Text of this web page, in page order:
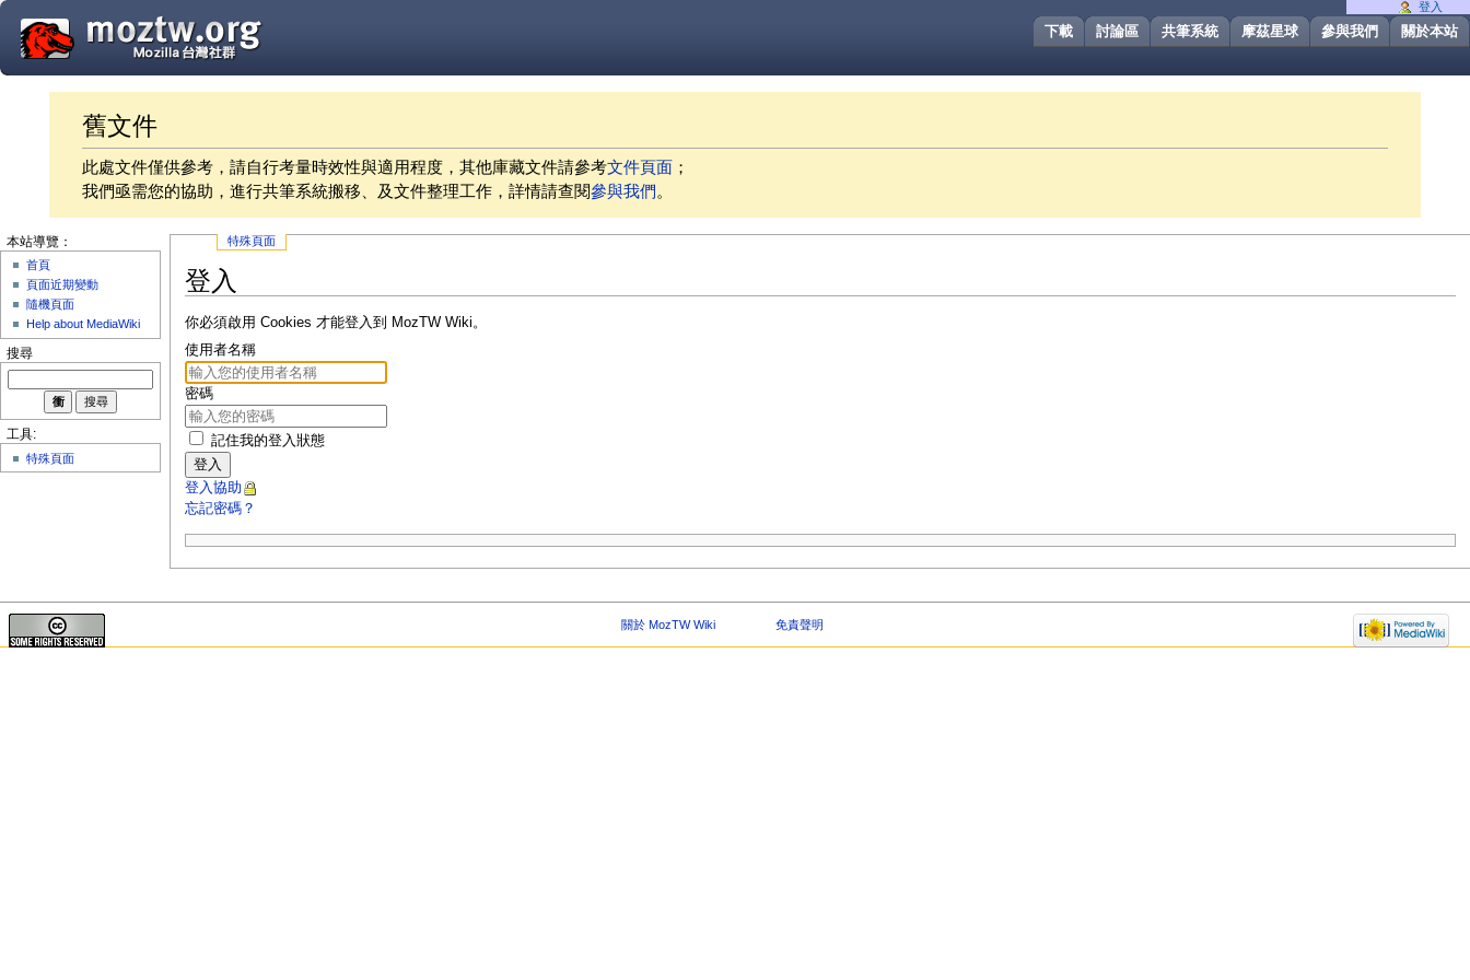
關於本站
參與我們
摩茲星球
共筆系統
討論區
下載
舊文件
此處文件僅供參考，請自行考量時效性與適用程度，其他庫藏文件請參考文件頁面 ；
我們亟需您的協助，進行共筆系統搬移、及文件整理工作，詳情請查閱參與我們。
特殊頁面
登入
你必須啟用 Cookies 才能登入到 MozTW Wiki。
使用者名稱
密碼
記住我的登入狀態
登入
登入協助
忘記密碼？
登入
本站導覽：
首頁
頁面近期變動
隨機頁面
Help about MediaWiki
搜尋
工具:
特殊頁面
關於 MozTW Wiki 免責聲明